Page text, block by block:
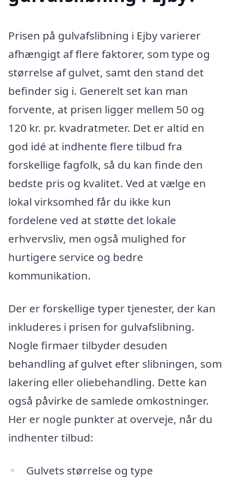
Prisen på gulvafslibning i Ejby varierer
afhængigt af flere faktorer, som type og
størrelse af gulvet, samt den stand det
befinder sig i. Generelt set kan man
forvente, at prisen ligger mellem 50 og
120 kr. pr. kvadratmeter. Det er altid en
god idé at indhente flere tilbud fra
forskellige fagfolk, så du kan finde den
bedste pris og kvalitet. Ved at vælge en
lokal virksomhed får du ikke kun
fordelene ved at støtte det lokale
erhvervsliv, men også mulighed for
hurtigere service og bedre
kommunikation.
Der er forskellige typer tjenester, der kan
inkluderes i prisen for gulvafslibning.
Nogle firmaer tilbyder desuden
behandling af gulvet efter slibningen, som
lakering eller oliebehandling. Dette kan
også påvirke de samlede omkostninger.
Her er nogle punkter at overveje, når du
indhenter tilbud:
Gulvets størrelse og type